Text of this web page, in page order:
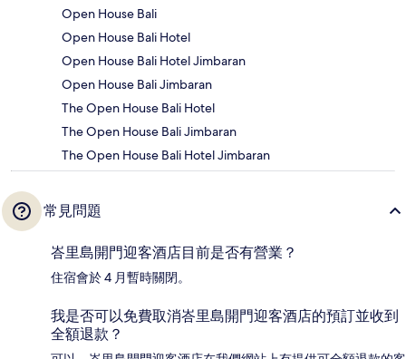
Open House Bali
Open House Bali Hotel
Open House Bali Hotel Jimbaran
Open House Bali Jimbaran
The Open House Bali Hotel
The Open House Bali Jimbaran
The Open House Bali Hotel Jimbaran
常見問題
峇里島開門迎客酒店目前是否有營業？
住宿會於 4 月暫時關閉。
我是否可以免費取消峇里島開門迎客酒店的預訂並收到
全額退款？